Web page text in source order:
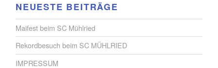
NEUESTE BEITRÄGE
Maifest beim SC Mühlried
Rekordbesuch beim SC MÜHLRIED
IMPRESSUM